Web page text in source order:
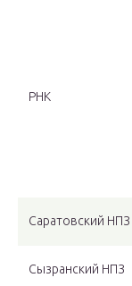
РНК
Саратовский НПЗ
Сызранский НПЗ